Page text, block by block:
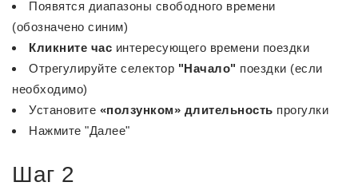
Появятся диапазоны свободного времени
(обозначено синим)
Кликните час интересующего времени поездки
Отрегулируйте селектор "Начало" поездки (если
необходимо)
Установите «ползунком» длительность прогулки
Нажмите "Далее"
Шаг 2